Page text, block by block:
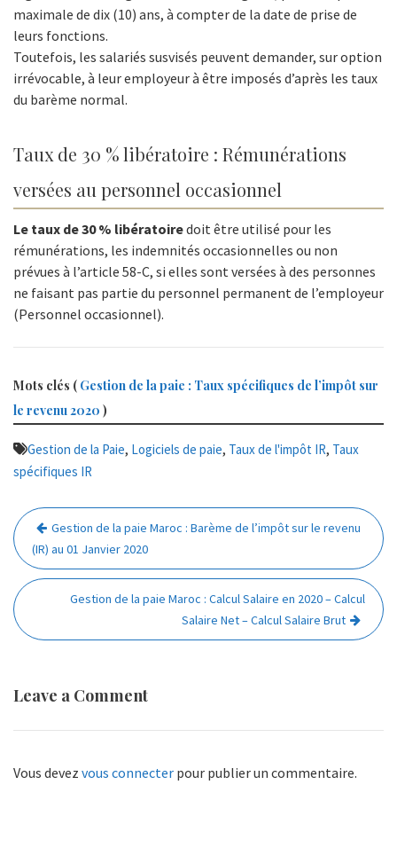
maximale de dix (10) ans, à compter de la date de prise de
leurs fonctions.
Toutefois, les salariés susvisés peuvent demander, sur option
irrévocable, à leur employeur à être imposés d’après les taux
du barème normal.
Taux de 30 % libératoire : Rémunérations
versées au personnel occasionnel
Le taux de 30 % libératoiredoit être utilisé pour les
rémunérations, les indemnités occasionnelles ou non
prévues à l’article 58-C, si elles sont versées à des personnes
ne faisant pas partie du personnel permanent de l’employeur
(Personnel occasionnel).
Mots clés ( Gestion de la paie : Taux spécifiques de l’impôt sur
le revenu 2020 )
Gestion de la Paie, Logiciels de paie, Taux de l'impôt IR, Taux
spécifiques IR
Navigation
de
l’article
Gestion de la paie Maroc : Barème de l’impôt sur le revenu
(IR) au 01 Janvier 2020
Gestion de la paie Maroc : Calcul Salaire en 2020 – Calcul
Salaire Net – Calcul Salaire Brut
Leave a Comment
Vous devez vous connecter pour publier un commentaire.